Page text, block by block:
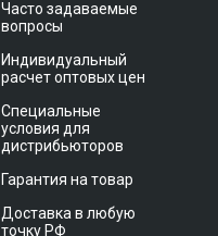
Часто задаваемые
вопросы
Индивидуальный
расчет оптовых цен
Специальные
условия для
дистрибьюторов
Гарантия на товар
Доставка в любую
точку РФ